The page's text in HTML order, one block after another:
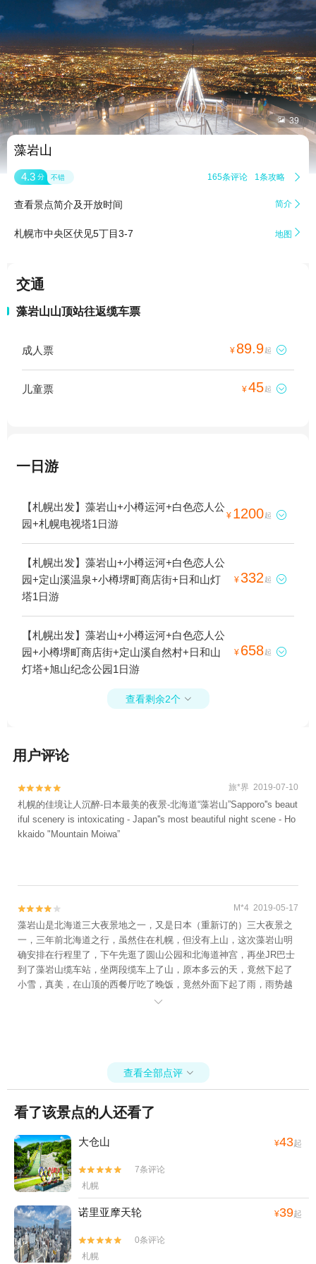
 39
藻岩山
4.3 分 不错 165条评论 1条攻略 
查看景点简介及开放时间 简介 
札幌市中央区伏见5丁目3-7 地图 
交通
藻岩山山顶站往返缆车票
成人票 ¥ 89.9起 
儿童票 ¥45起 
一日游
【札幌出发】藻岩山+小樽运河+白色恋人公
园+札幌电视塔1日游
¥ 1200起 
【札幌出发】藻岩山+小樽运河+白色恋人公
园+定山溪温泉+小樽堺町商店街+日和山灯
塔1日游
¥332 起 
【札幌出发】藻岩山+小樽运河+白色恋人公
园+小樽堺町商店街+定山溪自然村+日和山
灯塔+旭山纪念公园1日游
¥ 658起 
查看剩余2个 
用户评论

 旅*界 2019-07-10
札幌的佳境让人沉醉-日本最美的夜景-北海道“藻岩山”Sapporo''s beaut
iful scenery is intoxicating - Japan''s most beautiful night scene - Ho
kkaido "Mountain Moiwa”

 M*4 2019-05-17
藻岩山是北海道三大夜景地之一，又是日本（重新订的）三大夜景之
一，三年前北海道之行，虽然住在札幌，但没有上山，这次藻岩山明
确安排在行程里了，下午先逛了圆山公园和北海道神宫，再坐JR巴士
到了藻岩山缆车站，坐两段缆车上了山，原本多云的天，竟然下起了
小雪，真美，在山顶的西餐厅吃了晚饭，竟然外面下起了雨，雨势越
来越大，山上有些起了雾气，幸而还能拍夜景

查看全部点评 
看了该景点的人还看了
大仓山 ¥43起


7条评论
札幌
诺里亚摩天轮 ¥39起


0条评论
札幌